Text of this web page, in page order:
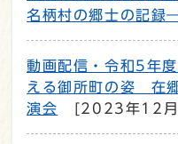
名柄村の郷士の記録―
動画配信・令和5年
える御所町の姿 在
演会
[2023年12